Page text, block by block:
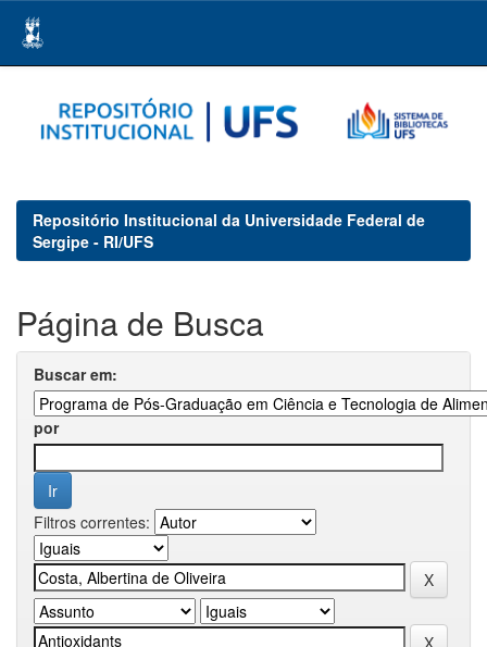
navigation
Repositório Institucional da Universidade Federal de
Sergipe - RI/UFS
Página de Busca
Buscar em:
por
Filtros correntes: